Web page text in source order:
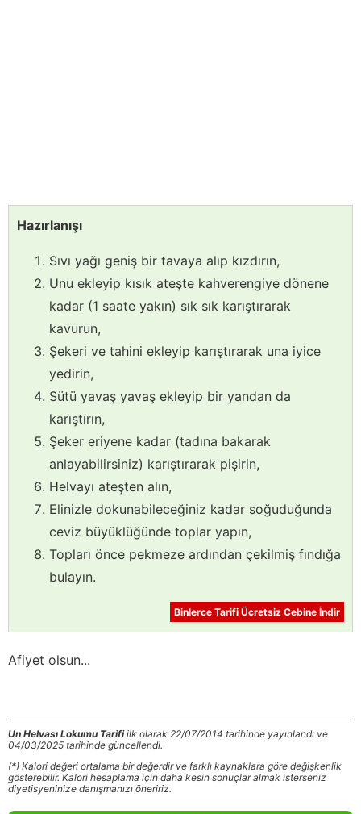
Hazırlanışı
Sıvı yağı geniş bir tavaya alıp kızdırın,
Unu ekleyip kısık ateşte kahverengiye dönene
kadar (1 saate yakın) sık sık karıştırarak
kavurun,
Şekeri ve tahini ekleyip karıştırarak una iyice
yedirin,
Sütü yavaş yavaş ekleyip bir yandan da
karıştırın,
Şeker eriyene kadar (tadına bakarak
anlayabilirsiniz) karıştırarak pişirin,
Helvayı ateşten alın,
Elinizle dokunabileceğiniz kadar soğuduğunda
ceviz büyüklüğünde toplar yapın,
Topları önce pekmeze ardından çekilmiş fındığa
bulayın.
Binlerce Tarifi Ücretsiz Cebine İndir
Afiyet olsun...
Un Helvası Lokumu Tarifiilk olarak 22/07/2014 tarihinde yayınlandı ve
04/03/2025 tarihinde güncellendi.
(*) Kalori değeri ortalama bir değerdir ve farklı kaynaklara göre değişkenlik
gösterebilir. Kalori hesaplama için daha kesin sonuçlar almak isterseniz
diyetisyeninize danışmanızı öneririz.